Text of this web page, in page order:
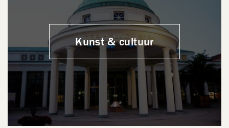
Kunst & cultuur